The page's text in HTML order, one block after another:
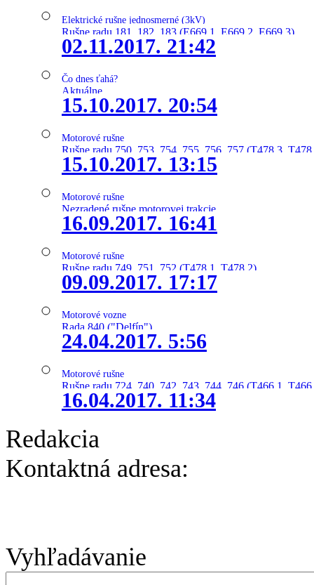
Elektrické rušne jednosmerné (3kV)
Rušne radu 181, 182, 183 (E669.1, E669.2, E669.3)
02.11.2017. 21:42
Čo dnes ťahá?
Aktuálne
15.10.2017. 20:54
Motorové rušne
Rušne radu 750, 753, 754, 755, 756, 757 (T478.3,
15.10.2017. 13:15
Motorové rušne
Nezradené rušne motorovej trakcie
16.09.2017. 16:41
Motorové rušne
Rušne radu 749, 751, 752 (T478.1, T478.2)
09.09.2017. 17:17
Motorové vozne
Rada 840 ("Delfín")
24.04.2017. 5:56
Motorové rušne
Rušne radu 724, 740, 742, 743, 744, 746 (T466.1,
16.04.2017. 11:34
Redakcia
Kontaktná adresa:
Vyhľadávanie